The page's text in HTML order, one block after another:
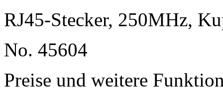
RJ45-Stecker, 250MHz,
No. 45604
Preise und weitere